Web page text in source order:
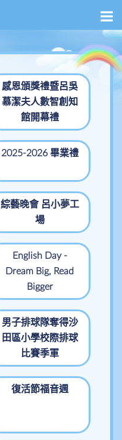
感恩頒獎禮暨呂吳
慕潔夫人數智創知
館開幕禮
2025-2026 畢業禮
綜藝晚會 呂小夢工
場
English Day -
Dream Big, Read
Bigger
男子排球隊奪得沙
田區小學校際排球
比賽季軍
復活節福音週